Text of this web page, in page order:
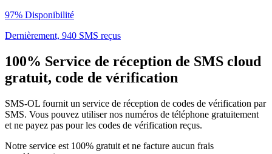
97% Disponibilité
Dernièrement, 940 SMS reçus
100% Service de réception de SMS cloud
gratuit, code de vérification
SMS-OL fournit un service de réception de codes de vérification par
SMS. Vous pouvez utiliser nos numéros de téléphone gratuitement
et ne payez pas pour les codes de vérification reçus.
Notre service est 100% gratuit et ne facture aucun frais